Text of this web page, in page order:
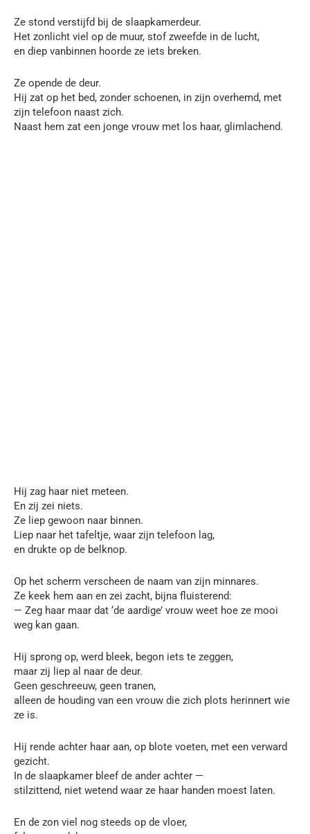
Ze stond verstijfd bij de slaapkamerdeur.
Het zonlicht viel op de muur, stof zweefde in de lucht,
en diep vanbinnen hoorde ze iets breken.
Ze opende de deur.
Hij zat op het bed, zonder schoenen, in zijn overhemd, met
zijn telefoon naast zich.
Naast hem zat een jonge vrouw met los haar, glimlachend.
Hij zag haar niet meteen.
En zij zei niets.
Ze liep gewoon naar binnen.
Liep naar het tafeltje, waar zijn telefoon lag,
en drukte op de belknop.
Op het scherm verscheen de naam van zijn minnares.
Ze keek hem aan en zei zacht, bijna fluisterend:
— Zeg haar maar dat ‘de aardige’ vrouw weet hoe ze mooi
weg kan gaan.
Hij sprong op, werd bleek, begon iets te zeggen,
maar zij liep al naar de deur.
Geen geschreeuw, geen tranen,
alleen de houding van een vrouw die zich plots herinnert wie
ze is.
Hij rende achter haar aan, op blote voeten, met een verward
gezicht.
In de slaapkamer bleef de ander achter —
stilzittend, niet wetend waar ze haar handen moest laten.
En de zon viel nog steeds op de vloer,